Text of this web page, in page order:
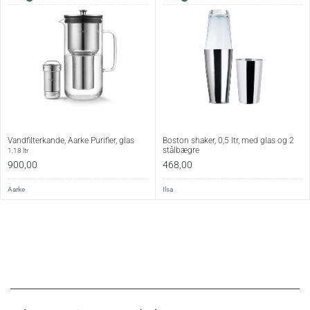
Vandfilterkande, Aarke Purifier, glas
1,18 ltr
900,00
Aarke
Boston shaker, 0,5 ltr, med glas og 2
stålbægre
468,00
Ilsa